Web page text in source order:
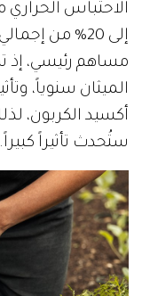
إلى 20% من
أكسيد الكربون،
ستُحدث تأثيراً كبيراً.